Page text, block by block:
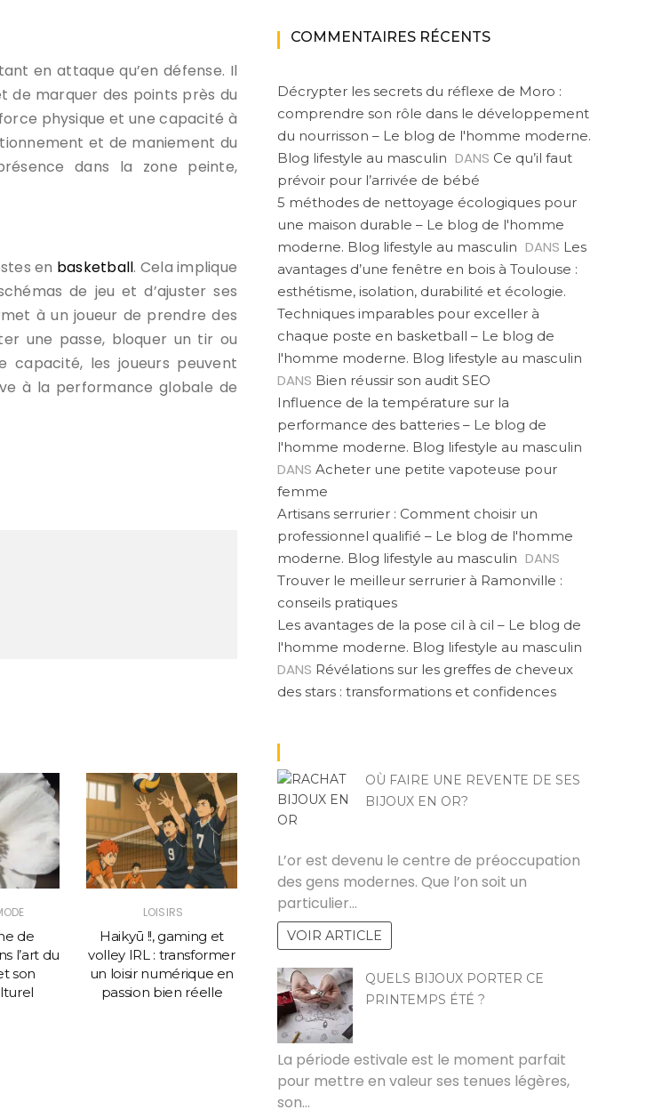
en attaque qu’en défense. Il
de marquer des points près du
physique et une capacité à
et de maniement du
dans la zone peinte,
en basketball. Cela implique
de jeu et d’ajuster ses
à un joueur de prendre des
une passe, bloquer un tir ou
capacité, les joueurs peuvent
à la performance globale de
de
l’art du
son
LOISIRS
Haikyū !!, gaming et
volley IRL : transformer
un loisir numérique en
passion bien réelle
LOISIRS
Pourquoi toutes les
écoles de surf ne se
valent pas : l’analyse de
la méthode
pédagogique de
Chipiron Surfschool
prélude à la fête
COMMENTAIRES RÉCENTS
Décrypter les secrets du réflexe de Moro :
comprendre son rôle dans le développement
du nourrisson – Le blog de l'homme moderne.
Blog lifestyle au masculin DANS Ce qu’il faut
prévoir pour l’arrivée de bébé
5 méthodes de nettoyage écologiques pour
une maison durable – Le blog de l'homme
moderne. Blog lifestyle au masculin DANS Les
avantages d’une fenêtre en bois à Toulouse :
esthétisme, isolation, durabilité et écologie.
Techniques imparables pour exceller à
chaque poste en basketball – Le blog de
l'homme moderne. Blog lifestyle au masculin
DANS Bien réussir son audit SEO
Influence de la température sur la
performance des batteries – Le blog de
l'homme moderne. Blog lifestyle au masculin
DANS Acheter une petite vapoteuse pour
femme
Artisans serrurier : Comment choisir un
professionnel qualifié – Le blog de l'homme
moderne. Blog lifestyle au masculin DANS
Trouver le meilleur serrurier à Ramonville :
conseils pratiques
Les avantages de la pose cil à cil – Le blog de
l'homme moderne. Blog lifestyle au masculin
DANS Révélations sur les greffes de cheveux
des stars : transformations et confidences
OÙ FAIRE UNE REVENTE DE SES
BIJOUX EN OR?
L’or est devenu le centre de préoccupation
des gens modernes. Que l’on soit un
particulier…
VOIR ARTICLE
QUELS BIJOUX PORTER CE
PRINTEMPS ÉTÉ ?
La période estivale est le moment parfait
pour mettre en valeur ses tenues légères,
son…